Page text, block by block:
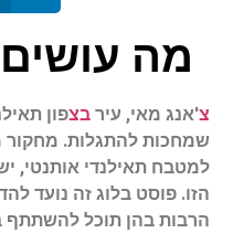
מה
צ'אנג מאי, עיר בצפון
שמחכות להתגלות.
למטבח תאילנדי אותנטי,
הזו. פוסט בלוג זה נועד
הרבות בהן תוכל להשתתף